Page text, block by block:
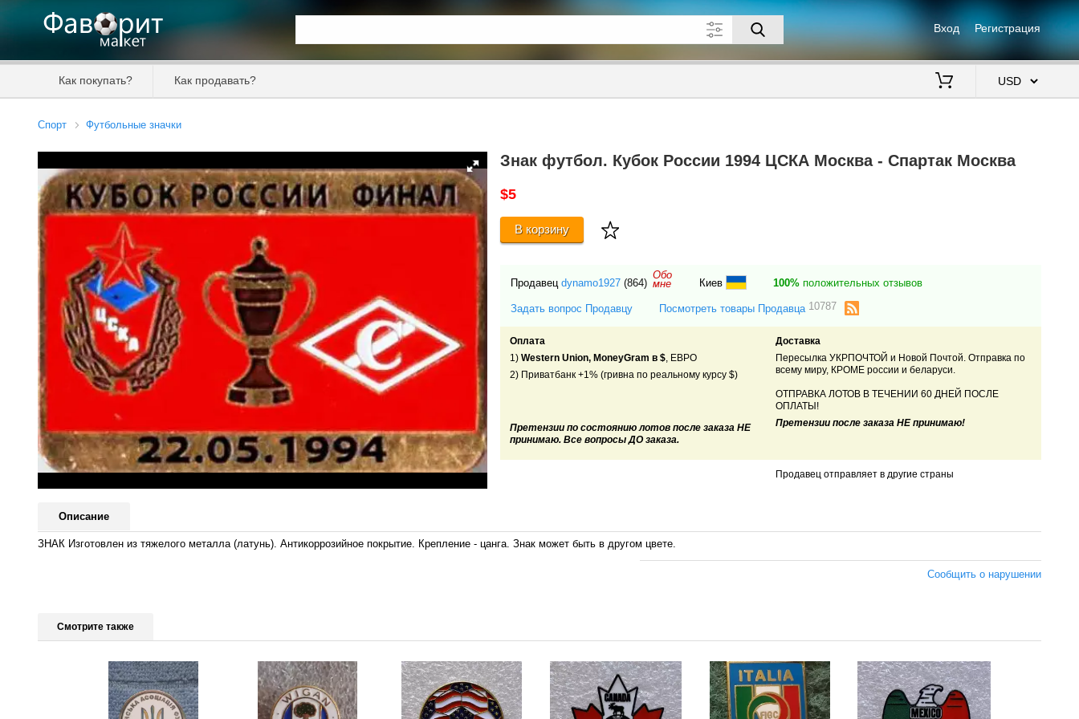
Вход Регистрация
Как покупать? Как продавать?
Спорт Футбольные значки
Знак футбол. Кубок России 1994 ЦСКА Москва - Спартак Москва
$5
В корзину
Продавец dynamo1927 (864)
Обо
мне Киев 100%положительных отзывов
Задать вопрос Продавцу Посмотреть товары Продавца 10787
Оплата
1) Western Union, MoneyGram в $, ЕВРО
2) Приватбанк +1% (гривна по реальному курсу $)
Претензии по состоянию лотов после заказа НЕ
принимаю. Все вопросы ДО заказа.
Доставка
Пересылка УКРПОЧТОЙ и Новой Почтой. Отправка по
всему миру, КРОМЕ россии и беларуси.
ОТПРАВКА ЛОТОВ В ТЕЧЕНИИ 60 ДНЕЙ ПОСЛЕ
ОПЛАТЫ!
Претензии после заказа НЕ принимаю!
Продавец отправляет в другие страны
Описание
ЗНАК Изготовлен из тяжелого металла (латунь). Антикоррозийное покрытие. Крепление - цанга. Знак может быть в другом цвете.
Сообщить о нарушении
Смотрите также